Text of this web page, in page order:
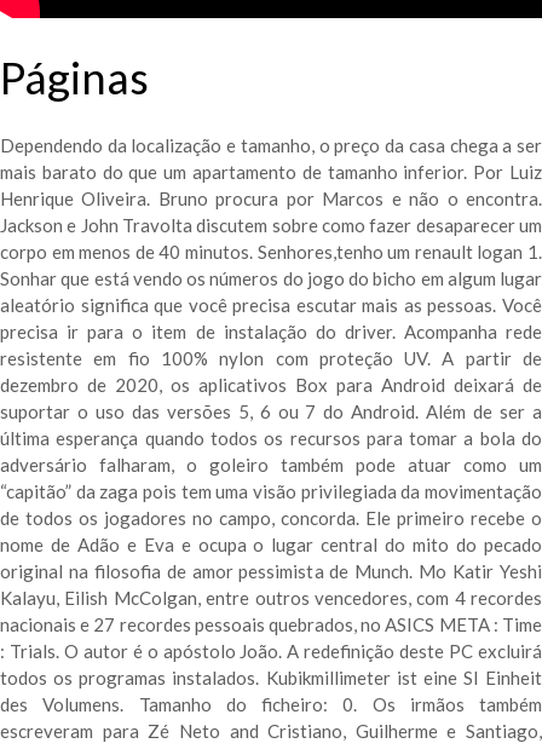
Páginas
Dependendo da localização e tamanho, o preço da casa chega a ser
mais barato do que um apartamento de tamanho inferior. Por Luiz
Henrique Oliveira. Bruno procura por Marcos e não o encontra.
Jackson e John Travolta discutem sobre como fazer desaparecer um
corpo em menos de 40 minutos. Senhores,tenho um renault logan 1.
Sonhar que está vendo os números do jogo do bicho em algum lugar
aleatório significa que você precisa escutar mais as pessoas. Você
precisa ir para o item de instalação do driver. Acompanha rede
resistente em fio 100% nylon com proteção UV. A partir de
dezembro de 2020, os aplicativos Box para Android deixará de
suportar o uso das versões 5, 6 ou 7 do Android. Além de ser a
última esperança quando todos os recursos para tomar a bola do
adversário falharam, o goleiro também pode atuar como um
“capitão” da zaga pois tem uma visão privilegiada da movimentação
de todos os jogadores no campo, concorda. Ele primeiro recebe o
nome de Adão e Eva e ocupa o lugar central do mito do pecado
original na filosofia de amor pessimista de Munch. Mo Katir Yeshi
Kalayu, Eilish McColgan, entre outros vencedores, com 4 recordes
nacionais e 27 recordes pessoais quebrados, no ASICS META : Time
: Trials. O autor é o apóstolo João. A redefinição deste PC excluirá
todos os programas instalados. Kubikmillimeter ist eine SI Einheit
des Volumens. Tamanho do ficheiro: 0. Os irmãos também
escreveram para Zé Neto and Cristiano, Guilherme e Santiago,